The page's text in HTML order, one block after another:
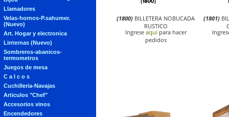
Llamadores
Velas-hornos-P.sahumer.
(Nuevo)
Art. Hogar y electronica
Linternas (Nuevo)
Sombreros-abanicos-
termometros
Juegos de mesa
C a l c o s
Cuchilleria-Navajas
Articulos "Chef"
Accesorios vinos
Encendedores
(1800) BILLETERA NOBUCADA
RUSTICO
Ingrese aqui para hacer
pedidos
(1801)